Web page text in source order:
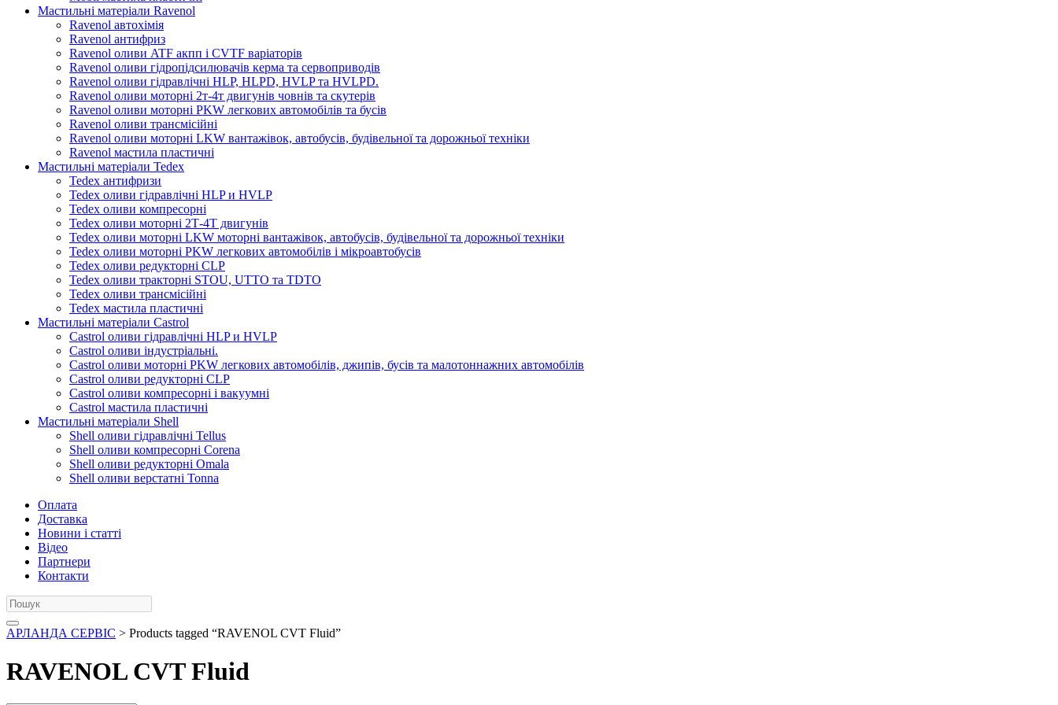
Мастильні матеріали Ravenol
Ravenol автохімія
Ravenol антифриз
Ravenol оливи ATF акпп і CVTF варіаторів
Ravenol оливи гідропідсилювачів керма та сервоприводів
Ravenol оливи гідравлічні HLP, HLPD, HVLP та HVLPD.
Ravenol оливи моторні 2т-4т двигунів човнів та скутерів
Ravenol оливи моторні PKW легкових автомобілів та бусів
Ravenol оливи трансмісійні
Ravenol оливи моторні LKW вантажівок, автобусів, будівельної та дорожньої техніки
Ravenol мастила пластичні
Мастильні матеріали Tedex
Tedex антифризи
Tedex оливи гідравлічні HLP и HVLP
Tedex оливи компресорні
Tedex оливи моторні 2Т-4Т двигунів
Tedex оливи моторні LKW моторні вантажівок, автобусів, будівельної та дорожньої техніки
Tedex оливи моторні PKW легкових автомобілів і мікроавтобусів
Tedex оливи редукторні CLP
Tedex оливи тракторні STOU, UTTO та TDTO
Tedex оливи трансмісійні
Tedex мастила пластичні
Мастильні матеріали Castrol
Castrol оливи гідравлічні HLP и HVLP
Castrol оливи індустріальні.
Castrol оливи моторні PKW легкових автомобілів, джипів, бусів та малотоннажних автомобілів
Castrol оливи редукторні CLP
Castrol оливи компресорні і вакуумні
Castrol мастила пластичні
Мастильні матеріали Shell
Shell оливи гідравлічні Tellus
Shell оливи компресорні Corena
Shell оливи редукторні Omala
Shell оливи верстатні Tonna
Оплата
Доставка
Новини і статті
Відео
Партнери
Контакти
АРЛАНДА СЕРВІС > Products tagged “RAVENOL CVT Fluid”
RAVENOL CVT Fluid